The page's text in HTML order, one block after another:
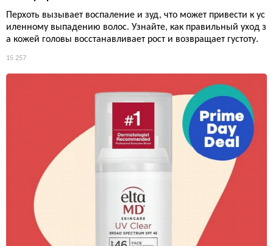
Перхоть вызывает воспаление и зуд, что может привести к ус
иленному выпадению волос. Узнайте, как правильный уход з
а кожей головы восстанавливает рост и возвращает густоту.
15 257